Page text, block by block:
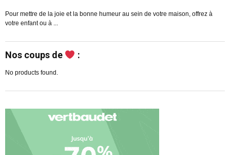
Pour mettre de la joie et la bonne humeur au sein de votre maison, offrez à
votre enfant ou à ...
Nos coups de :
No products found.